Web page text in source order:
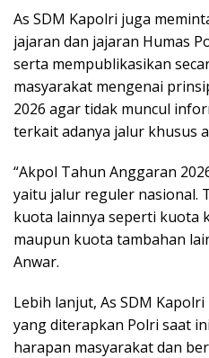
As SDM Kapolri juga
jajaran dan jajaran Humas
serta mempublikasikan
masyarakat mengenai
2026 agar tidak muncul
terkait adanya jalur khusus
“Akpol Tahun Anggaran
yaitu jalur reguler nasional.
kuota lainnya seperti kuota
maupun kuota tambahan
Anwar.
Lebih lanjut, As SDM
yang diterapkan Polri saat
harapan masyarakat dan